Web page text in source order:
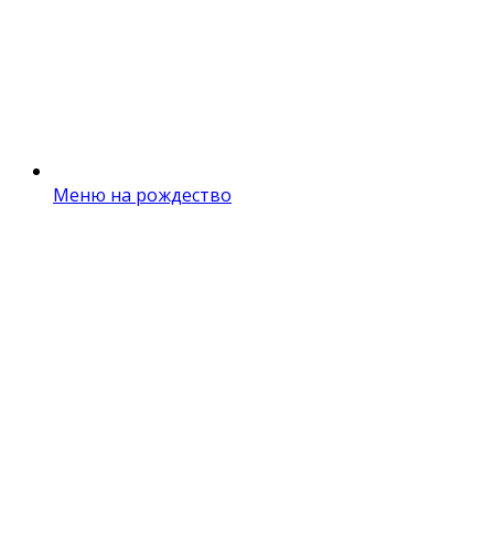
Меню на рождество